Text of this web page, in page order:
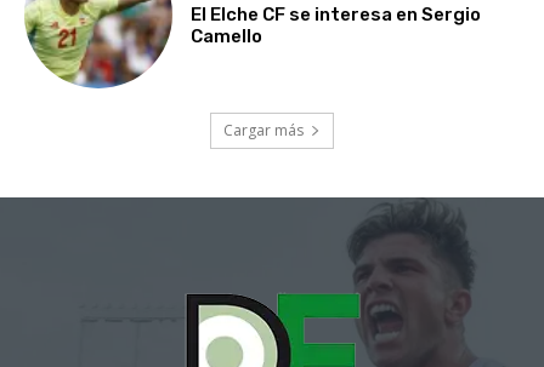
El Elche CF se interesa en Sergio
Camello
Cargar más